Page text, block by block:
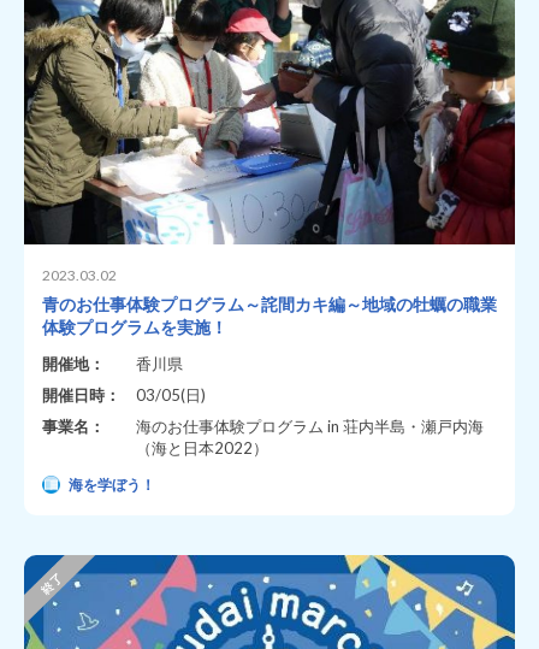
2023.03.02
青のお仕事体験プログラム～詫間カキ編～地域の牡蠣の職業
体験プログラムを実施！
開催地：
香川県
開催日時：
03/05(日)
事業名：
海のお仕事体験プログラム in 荘内半島・瀬戸内海
（海と日本2022）
海を学ぼう！